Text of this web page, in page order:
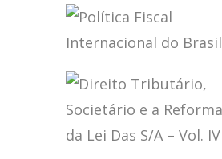
PLANEJAMENTO
TRIBUTÁRIO SOB
A ÓTICA DO CARF
POLÍTICA FISCAL
INTERNACIONAL
DO BRASIL